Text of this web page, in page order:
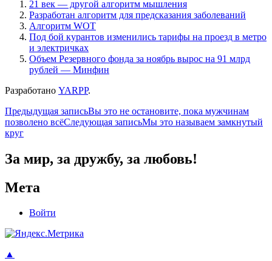
21 век — другой алгоритм мышления
Разработан алгоритм для предсказания заболеваний
Алгоритм WOT
Под бой курантов изменились тарифы на проезд в метро
и электричках
Объем Резервного фонда за ноябрь вырос на 91 млрд
рублей — Минфин
Разработано YARPP.
Навигация
по
Предыдущая записьВы это не остановите, пока мужчинам
позволено всёСледующая записьМы это называем замкнутый
круг
За мир, за дружбу, за любовь!
Мета
Войти
▲